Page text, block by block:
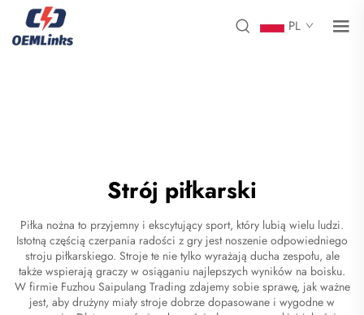
PL
Strój piłkarski
Piłka nożna to przyjemny i ekscytujący sport, który lubią wielu ludzi.
Istotną częścią czerpania radości z gry jest noszenie odpowiedniego
stroju piłkarskiego. Stroje te nie tylko wyrażają ducha zespołu, ale
także wspierają graczy w osiąganiu najlepszych wyników na boisku.
W firmie Fuzhou Saipulang Trading zdajemy sobie sprawę, jak ważne
jest, aby drużyny miały stroje dobrze dopasowane i wygodne w